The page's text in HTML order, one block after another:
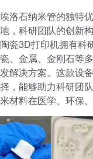
埃洛石纳米管的独特
地，科研团队的创新
陶瓷3D打印机拥有科
瓷、金属、金刚石等
发解决方案。这款设
择，能够助力科研团
米材料在医学、环保